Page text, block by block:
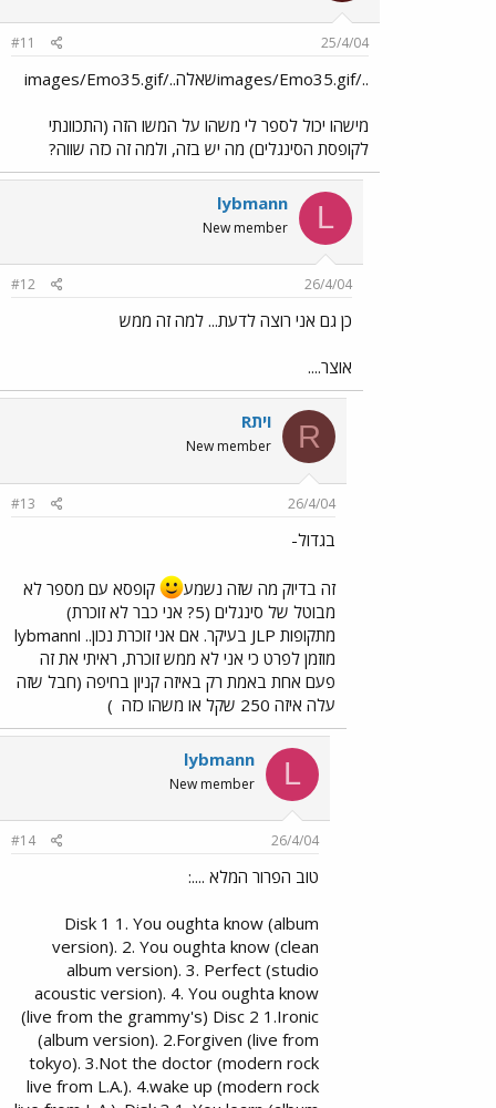
25/4/04
#11
../images/Emo35.gifשאלה../images/Emo35.gif
מישהו יכול לספר לי משהו על המשו הזה (התכוונתי
לקופסת הסינגלים) מה יש בזה, ולמה זה כזה שווה?
L
lybmann
New member
26/4/04
#12
כן גם אני רוצה לדעת... למה זה ממש
אוצר....
R Rוית
New member
26/4/04
#13
בגדול-
זה בדיוק מה שזה נשמע
קופסא עם מספר לא
מבוטל של סינגלים (5? אני כבר לא זוכרת)
מתקופות JLP בעיקר. אם אני זוכרת נכון.. וlybmann
מוזמן לפרט כי אני לא ממש זוכרת, ראיתי את זה
פעם אחת באמת רק באיזה קניון בחיפה (חבל שזה
עלה איזה 250 שקל או משהו כזה
)
L
lybmann
New member
26/4/04
#14
טוב הפרור המלא ....:
Disk 1 1. You oughta know (album
version). 2. You oughta know (clean
album version). 3. Perfect (studio
acoustic version). 4. You oughta know
(live from the grammy's) Disc 2 1.Ironic
(album version). 2.Forgiven (live from
tokyo). 3.Not the doctor (modern rock
live from L.A.). 4.wake up (modern rock